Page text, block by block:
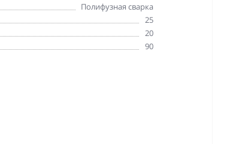
Полифузная сварка
25
20
90